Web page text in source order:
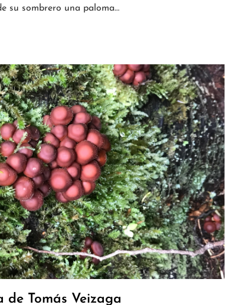
su sombrero una paloma…
de Tomás Veizaga